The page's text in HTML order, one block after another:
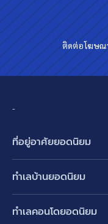
ติดต่อโฆษณ
-
ที่อยู่อาศัยยอดนิยม
ทาวน์เฮ้าส์ ทาวน์โฮม
ทำเลบ้านยอดนิยม
ทำเลคอนโดยอดนิยม